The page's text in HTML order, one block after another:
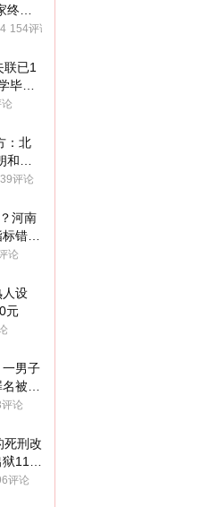
于
154评论
已1
毕业
：北
桑
39评论
河南
错学
论
人设
元
男子
被判
无
论
死刑改
11年
家属
评论